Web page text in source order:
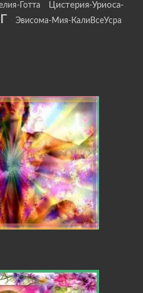
Готта
Цистерия-Уриоса-
Эвисома-Мия-КалиВсеУсра